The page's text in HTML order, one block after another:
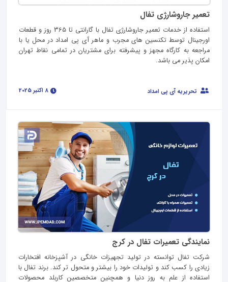
تعمیر جاروشارژی تفال
استفاده از خدمات تعمیر جاروشارژی تفال با گارانتی تا 365 روز و قطعات
اورجینال توسط تکنسین های مجرب و ماهر آی پی امداد در محل یا با
مراجعه به کارگاه مجهز و پیشرفته برای مشتریان در تمامی نقاط تهران
امکان پذیر می باشد.
تحریریه آی پی امداد
نمایندگی تعمیرات تفال در کرج
شرکت تفال توانسته در تولید تجهیزات خانگی در آشپزخانه افتخارات
زیادی را کسب کند و تولیدات خود را بیشتر و متحول تر کند. برند تفال با
استفاده از علم به روز دنیا و همچنین متخصصین کاربلد محصولات